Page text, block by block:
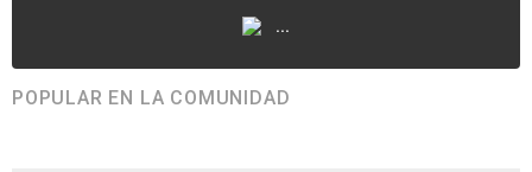
...
POPULAR EN LA COMUNIDAD